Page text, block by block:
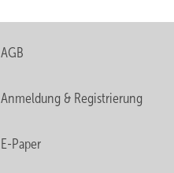
AGB
Anmeldung & Registrierung
E-Paper